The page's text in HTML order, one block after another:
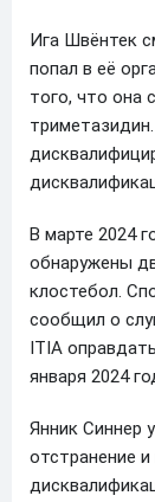
Ига Швёнтек
попал в её
того, что она
В марте 2024
обнаружены
клостебол.
сообщил о
ITIA
января 2024
Янник Синнер
отстранение